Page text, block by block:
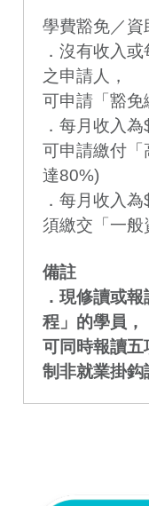
學費豁免／資
．沒有收入
之申請人，
可申請「豁免
．每月收入
可申請繳付「
達80%)
．每月收入
須繳交「一般
備註
．現修讀或
程」的學員，
可同時報讀五
制非就業掛鈎